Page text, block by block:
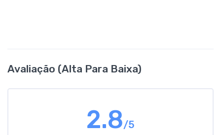
Avaliação (alta Para Baixa)
2.8/5